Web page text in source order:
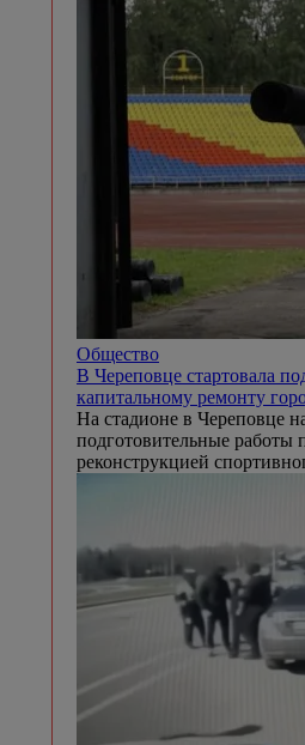
Общество
В Череповце стартовала
капитальному ремонту
На стадионе в Череповце
подготовительные работы
реконструкцией